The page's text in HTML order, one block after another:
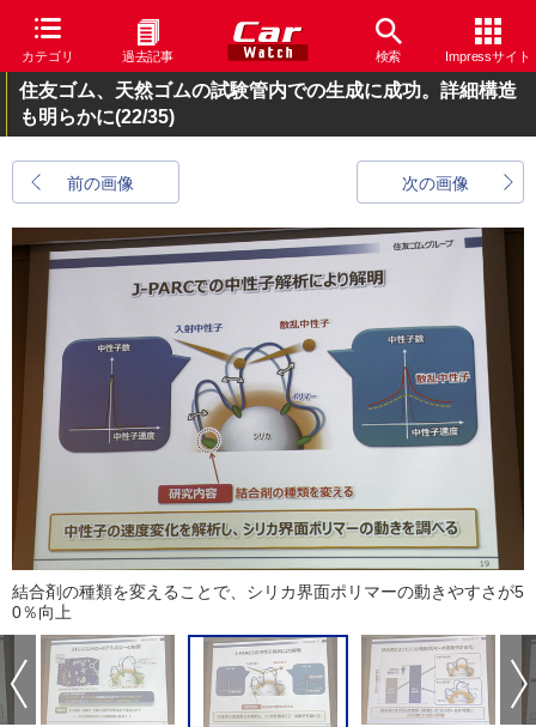
カテゴリ 過去記事 検索 Impressサイト
住友ゴム、天然ゴムの試験管内での生成に成功。詳細構造
も明らかに(22/35)
前の画像 次の画像
結合剤の種類を変えることで、シリカ界面ポリマーの動きやすさが5
0％向上